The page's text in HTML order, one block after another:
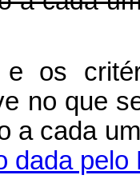
os
no que
a cada
dada pelo